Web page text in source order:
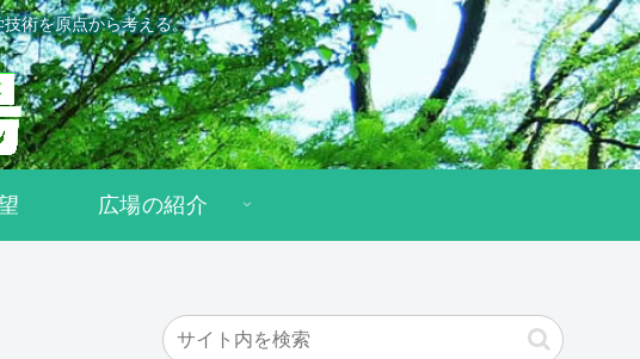
術を原点から考える。
広場の紹介